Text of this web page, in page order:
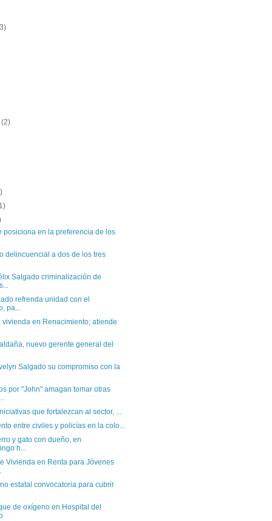
(2)
posiciona en la preferencia de los
delincuencial a dos de los tres
Salgado criminalización de
refrenda unidad con el
pa...
vivienda en Renacimiento; atiende
nuevo gerente general del
Salgado su compromiso con la
por "John" amagan tomar otras
que fortalezcan al sector, ...
entre civiles y policías en la colo...
y gato con dueño, en
h...
Vivienda en Renta para Jóvenes
estatal convocatoria para cubrir
de oxígeno en Hospital del